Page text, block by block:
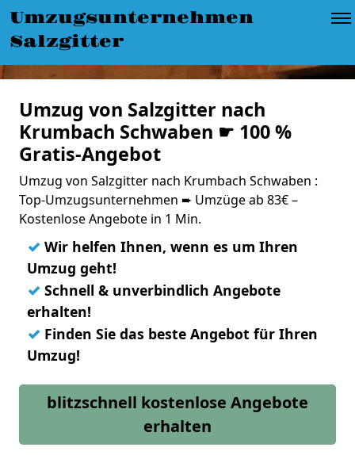
Umzugsunternehmen
Salzgitter
Umzug von Salzgitter nach
Krumbach Schwaben ☛ 100 %
Gratis-Angebot
Umzug von Salzgitter nach Krumbach Schwaben :
Top-Umzugsunternehmen ➨ Umzüge ab 83€ –
Kostenlose Angebote in 1 Min.
✓ Wir helfen Ihnen, wenn es um Ihren
Umzug geht!
✓ Schnell & unverbindlich Angebote
erhalten!
✓ Finden Sie das beste Angebot für Ihren
Umzug!
blitzschnell kostenlose Angebote
erhalten